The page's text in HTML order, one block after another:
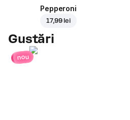
Pepperoni
17,99 lei
Gustări
nou